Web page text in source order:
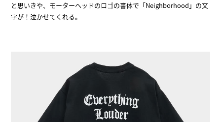
と思いきや、モーターヘッドのロゴの書体で「Neighborhood」の文
字が！泣かせてくれる。